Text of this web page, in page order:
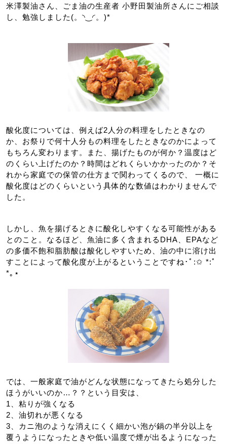
米澤製油さん、ごま油の生産者 小野田製油所さんにご相談
し、勉強しました(。◝‿◜。)*
酸化度については、例えば2人分の料理をしたときなの
か、お祭りで何十人分もの料理をしたときなのかによって
もちろん変わります。また、揚げたものが何か？温度はど
のくらい上げたのか？時間はどれくらいかかったのか？そ
れから家庭での保管の仕方まで関わってくるので、 一概に
酸化度はどのくらいという具体的な数値はわかりませんで
した。
しかし、魚を揚げるときに酸化しやすくなる可能性がある
とのこと。なるほど、魚油に多く含まれるDHA、EPAなど
の多価不飽和脂肪酸は酸化しやすいため、油の中に溶け出
すことによって酸化度が上がるということですね･ﾟ:✩ *:ﾟ
*｡⋆
では、一般家庭で油がどんな状態になってきたら処分した
ほうがいいのか…？？という目安は、
1、粘りが強くなる
2、油切れが悪くなる
3、カニ泡のような消えにくく細かい泡が鍋の半分以上を
覆うようになったときや低い温度で煙が出るようになった